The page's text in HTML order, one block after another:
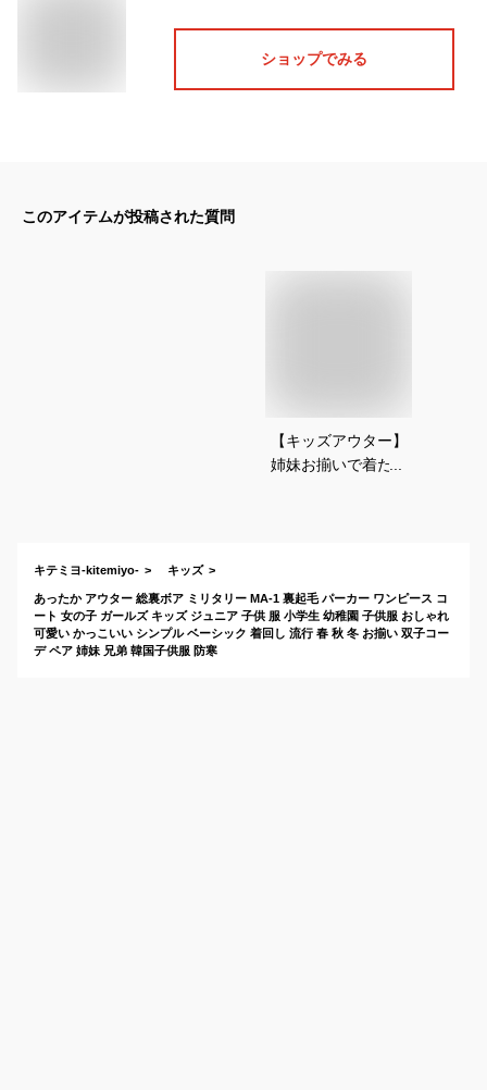
ショップでみる
このアイテムが投稿された質問
【キッズアウター】
姉妹お揃いで着た
キテミヨ-kitemiyo- キッズ
あったか アウター 総裏ボア ミリタリー MA-1 裏起毛 パーカー ワンピース コ
ート 女の子 ガールズ キッズ ジュニア 子供 服 小学生 幼稚園 子供服 おしゃれ
可愛い かっこいい シンプル ベーシック 着回し 流行 春 秋 冬 お揃い 双子コー
デ ペア 姉妹 兄弟 韓国子供服 防寒